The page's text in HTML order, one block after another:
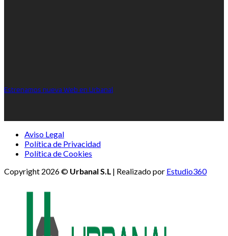
Estrenamos nueva Web en Urbanal
Aviso Legal
Política de Privacidad
Política de Cookies
Copyright 2026 © Urbanal S.L | Realizado por Estudio360